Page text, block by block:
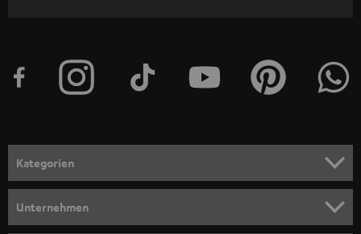
e
n
m
e
l
Kategorien
Unternehmen